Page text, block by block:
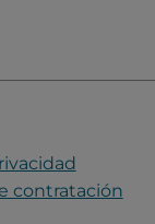
contratación